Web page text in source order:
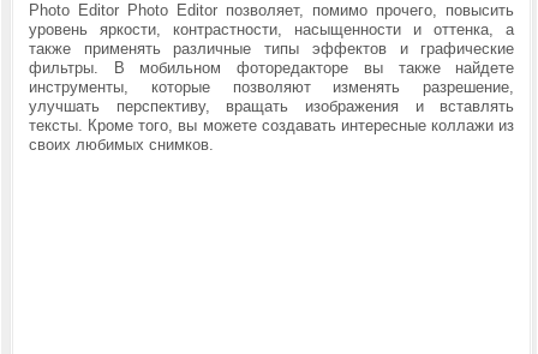
Photo Editor Photo Editor позволяет, помимо прочего, повысить
уровень яркости, контрастности, насыщенности и оттенка, а
также применять различные типы эффектов и графические
фильтры. В мобильном фоторедакторе вы также найдете
инструменты, которые позволяют изменять разрешение,
улучшать перспективу, вращать изображения и вставлять
тексты. Кроме того, вы можете создавать интересные коллажи из
своих любимых снимков.